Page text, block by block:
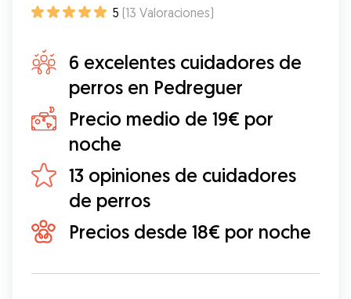
5 (13 Valoraciones)
6 excelentes cuidadores de
perros en Pedreguer
Precio medio de 19€ por
noche
13 opiniones de cuidadores
de perros
Precios desde 18€ por noche